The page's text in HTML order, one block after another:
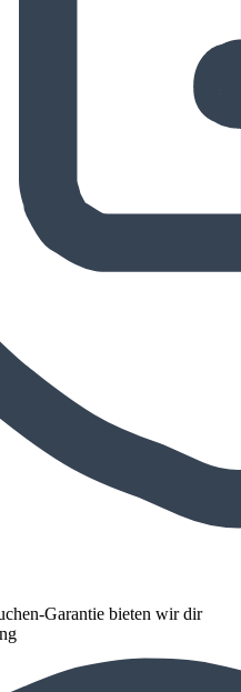
Garantie bieten wir dir